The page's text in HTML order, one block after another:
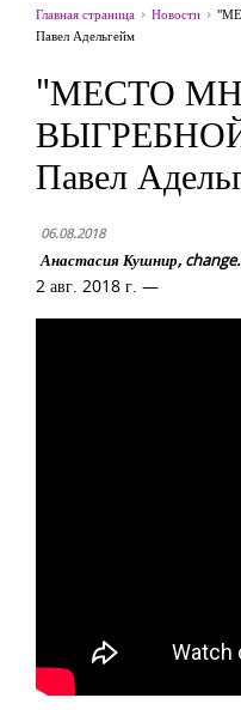
Главная страница Новости
Павел Адельгейм
"МЕСТО
Павел
06.08.2018
Анастасия Кушнир,
2 авг. 2018 г. —